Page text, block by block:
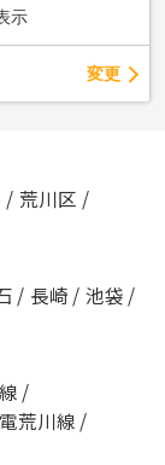
示
変更
/ 荒川区 /
/ 長崎 / 池袋 /
/
荒川線 /